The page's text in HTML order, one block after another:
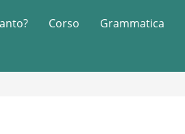
Corso Grammatica